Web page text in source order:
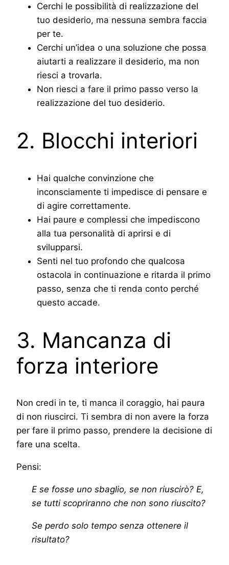
Cerchi le possibilità di realizzazione del
tuo desiderio, ma nessuna sembra faccia
per te.
Cerchi un’idea o una soluzione che possa
aiutarti a realizzare il desiderio, ma non
riesci a trovarla.
Non riesci a fare il primo passo verso la
realizzazione del tuo desiderio.
2. Blocchi interiori
Hai qualche convinzione che
inconsciamente ti impedisce di pensare e
di agire correttamente.
Hai paure e complessi che impediscono
alla tua personalità di aprirsi e di
svilupparsi.
Senti nel tuo profondo che qualcosa
ostacola in continuazione e ritarda il primo
passo, senza che ti renda conto perché
questo accade.
3. Mancanza di
forza interiore
Non credi in te, ti manca il coraggio, hai paura
di non riuscirci. Ti sembra di non avere la forza
per fare il primo passo, prendere la decisione di
fare una scelta.
Pensi:
E se fosse uno sbaglio, se non riuscirò? E,
se tutti scopriranno che non sono riuscito?
Se perdo solo tempo senza ottenere il
risultato?